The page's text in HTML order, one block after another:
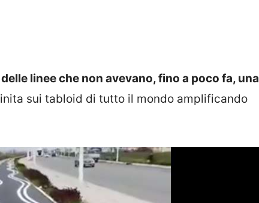
linee che non avevano, fino a poco fa, una
sui tabloid di tutto il mondo amplificando